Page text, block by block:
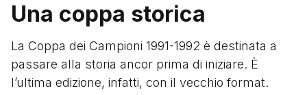
Una coppa storica
La Coppa dei Campioni 1991-1992 è destinata a
passare alla storia ancor prima di iniziare. È
l’ultima edizione, infatti, con il vecchio format.